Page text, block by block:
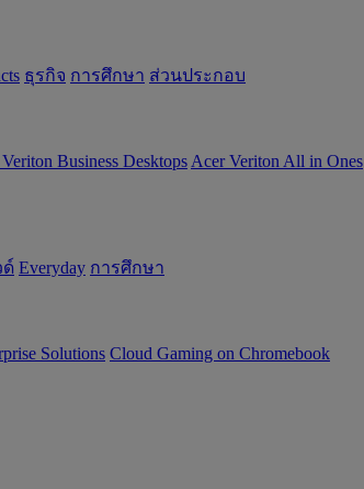
ธุรกิจ การศึกษา ส่วนประกอบ
Business Desktops Acer Veriton All in Ones
ด์ Everyday การศึกษา
Solutions Cloud Gaming on Chromebook